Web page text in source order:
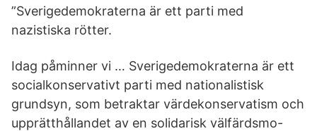
”Sverigedemokraterna är ett parti med
nazistiska rötter.
Idag påminner vi … Sverigedemokraterna är ett
socialkonservativt parti med nationalistisk
grundsyn, som betraktar värdekonservatism och
upprätthållandet av en solidarisk välfärdsmo-